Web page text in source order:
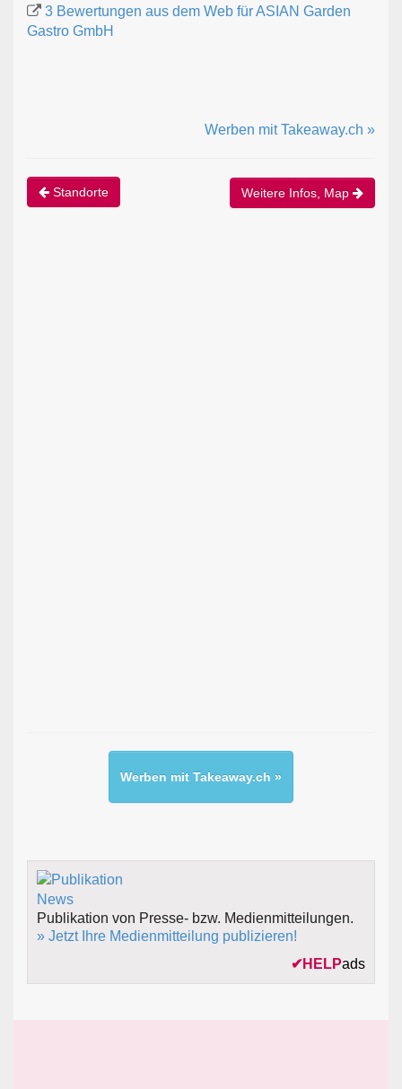
3 Bewertungen aus dem Web für ASIAN Garden
Gastro GmbH
Werben mit Takeaway.ch »
Standorte Weitere Infos, Map
Werben mit Takeaway.ch »
Publikation von Presse- bzw. Medienmitteilungen.
» Jetzt Ihre Medienmitteilung publizieren!
✔ HELPads